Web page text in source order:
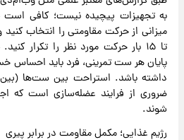
به تجهیزات پیچیده نیست؛ کافی
تا ۱۵ بار حرکت مورد نظر را تکرار
پایان هر ست تمرینی، فرد باید احساس
داشته باشد. استراحت بین ست‌ها
ضروری از فرایند عضله‌سازی است که
شوند.
رژیم غذایی؛ مکمل مقاومت در برابر پیری